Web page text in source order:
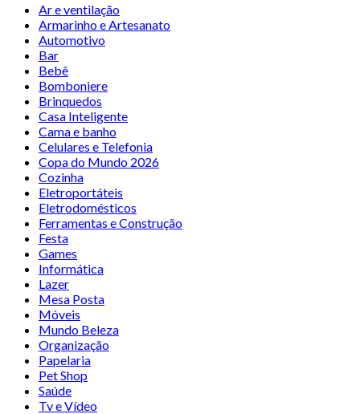
Ar e ventilação
Armarinho e Artesanato
Automotivo
Bar
Bebê
Bomboniere
Brinquedos
Casa Inteligente
Cama e banho
Celulares e Telefonia
Copa do Mundo 2026
Cozinha
Eletroportáteis
Eletrodomésticos
Ferramentas e Construção
Festa
Games
Informática
Lazer
Mesa Posta
Móveis
Mundo Beleza
Organização
Papelaria
Pet Shop
Saúde
Tv e Vídeo